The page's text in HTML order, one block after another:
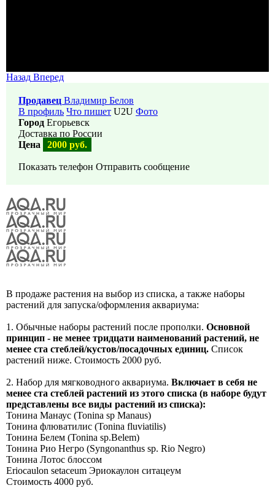
Назад Вперед
Продавец Владимир Белов
В профиль Что пишет U2U Фото
Город Егорьевск
Доставка по России
Цена
2000 руб.
Показать телефон Отправить сообщение
В продаже растения на выбор из списка, а также наборы
растений для запуска/оформления аквариума:
1. Обычные наборы растений после прополки. Основной
принцип - не менее тридцати наименований растений, не
менее ста стеблей/кустов/посадочных единиц. Список
растений ниже. Стоимость 2000 руб.
2. Набор для мягководного аквариума. Включает в себя не
менее ста стеблей растений из этого списка (в наборе будут
представлены все виды растений из списка):
Тонина Манаус (Tonina sp Manaus)
Тонина флюватилис (Tonina fluviatilis)
Тонина Белем (Tonina sp.Belem)
Тонина Рио Негро (Syngonanthus sp. Rio Negro)
Тонина Лотос блоссом
Eriocaulon setaceum Эриокаулон ситацеум
Стоимость 4000 руб.